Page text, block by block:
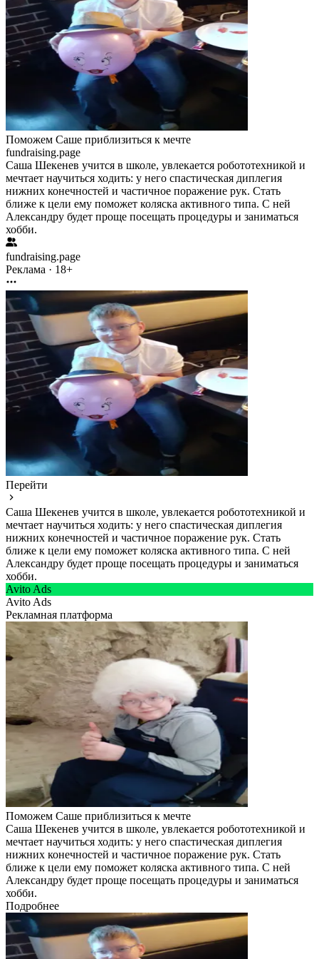
Поможем Саше приблизиться к мечте
fundraising.page
Саша Шекенев учится в школе, увлекается робототехникой и
мечтает научиться ходить: у него спастическая диплегия
нижних конечностей и частичное поражение рук. Стать
ближе к цели ему поможет коляска активного типа. С ней
Александру будет проще посещать процедуры и заниматься
хобби.
fundraising.page
Реклама · 18+
Перейти
Саша Шекенев учится в школе, увлекается робототехникой и
мечтает научиться ходить: у него спастическая диплегия
нижних конечностей и частичное поражение рук. Стать
ближе к цели ему поможет коляска активного типа. С ней
Александру будет проще посещать процедуры и заниматься
хобби.
Avito Ads
Avito Ads
Рекламная платформа
Поможем Саше приблизиться к мечте
Саша Шекенев учится в школе, увлекается робототехникой и
мечтает научиться ходить: у него спастическая диплегия
нижних конечностей и частичное поражение рук. Стать
ближе к цели ему поможет коляска активного типа. С ней
Александру будет проще посещать процедуры и заниматься
хобби.
Подробнее